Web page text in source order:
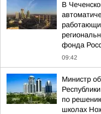
В
фонда
09:42
Министр
по
школах